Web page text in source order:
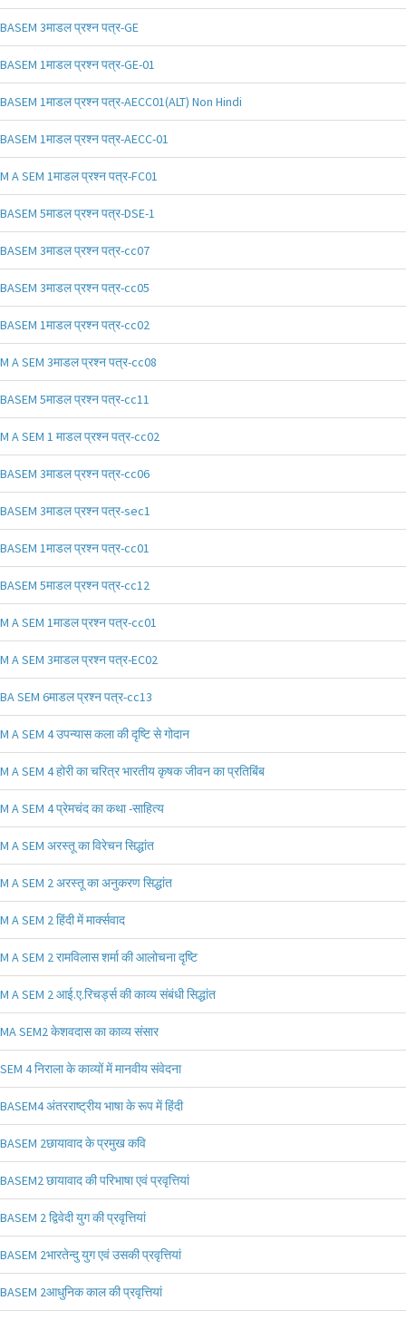
BASEM 3माडल प्रश्न पत्र-GE
BASEM 1माडल प्रश्न पत्र-GE-01
BASEM 1माडल प्रश्न पत्र-AECC01(ALT) Non Hindi
BASEM 1माडल प्रश्न पत्र-AECC-01
M A SEM 1माडल प्रश्न पत्र-FC01
BASEM 5माडल प्रश्न पत्र-DSE-1
BASEM 3माडल प्रश्न पत्र-cc07
BASEM 3माडल प्रश्न पत्र-cc05
BASEM 1माडल प्रश्न पत्र-cc02
M A SEM 3माडल प्रश्न पत्र-cc08
BASEM 5माडल प्रश्न पत्र-cc11
M A SEM 1 माडल प्रश्न पत्र-cc02
BASEM 3माडल प्रश्न पत्र-cc06
BASEM 3माडल प्रश्न पत्र-sec1
BASEM 1माडल प्रश्न पत्र-cc01
BASEM 5माडल प्रश्न पत्र-cc12
M A SEM 1माडल प्रश्न पत्र-cc01
M A SEM 3माडल प्रश्न पत्र-EC02
BA SEM 6माडल प्रश्न पत्र-cc13
M A SEM 4 उपन्यास कला की दृष्टि से गोदान
M A SEM 4 होरी का चरित्र भारतीय कृषक जीवन का प्रतिबिंब
M A SEM 4 प्रेमचंद का कथा -साहित्य
M A SEM अरस्तू का विरेचन सिद्धांत
M A SEM 2 अरस्तू का अनुकरण सिद्धांत
M A SEM 2 हिंदी में मार्क्सवाद
M A SEM 2 रामविलास शर्मा की आलोचना दृष्टि
M A SEM 2 आई.ए.रिचर्ड्स की काव्य संबंधी सिद्धांत
MA SEM2 केशवदास का काव्य संसार
SEM 4 निराला के काव्यों में मानवीय संवेदना
BASEM4 अंतरराष्ट्रीय भाषा के रूप में हिंदी
BASEM 2छायावाद के प्रमुख कवि
BASEM2 छायावाद की परिभाषा एवं प्रवृत्तियां
BASEM 2 द्विवेदी युग की प्रवृत्तियां
BASEM 2भारतेन्दु युग एवं उसकी प्रवृत्तियां
BASEM 2आधुनिक काल की प्रवृत्तियां